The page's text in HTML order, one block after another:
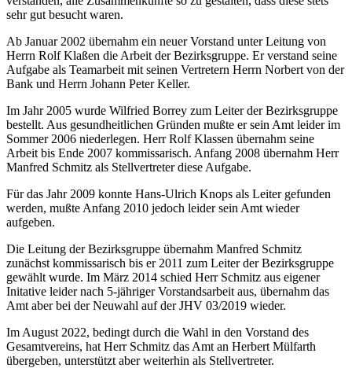
sehr gut besucht waren.
Ab Januar 2002 übernahm ein neuer Vorstand unter Leitung von
Herrn Rolf Klaßen die Arbeit der Bezirksgruppe. Er verstand seine
Aufgabe als Teamarbeit mit seinen Vertretern Herrn Norbert von der
Bank und Herrn Johann Peter Keller.
Im Jahr 2005 wurde Wilfried Borrey zum Leiter der Bezirksgruppe
bestellt. Aus gesundheitlichen Gründen mußte er sein Amt leider im
Sommer 2006 niederlegen. Herr Rolf Klassen übernahm seine
Arbeit bis Ende 2007 kommissarisch. Anfang 2008 übernahm Herr
Manfred Schmitz als Stellvertreter diese Aufgabe.
Für das Jahr 2009 konnte Hans-Ulrich Knops als Leiter gefunden
werden, mußte Anfang 2010 jedoch leider sein Amt wieder
aufgeben.
Die Leitung der Bezirksgruppe übernahm Manfred Schmitz
zunächst kommissarisch bis er 2011 zum Leiter der Bezirksgruppe
gewählt wurde. Im März 2014 schied Herr Schmitz aus eigener
Initative leider nach 5-jähriger Vorstandsarbeit aus, übernahm das
Amt aber bei der Neuwahl auf der JHV 03/2019 wieder.
Im August 2022, bedingt durch die Wahl in den Vorstand des
Gesamtvereins, hat Herr Schmitz das Amt an Herbert Mülfarth
übergeben, unterstützt aber weiterhin als Stellvertreter.